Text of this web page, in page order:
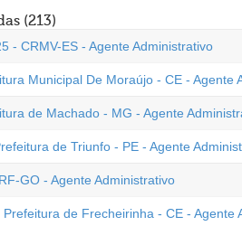
(213)
- CRMV-ES - Agente Administrativo
Municipal De Moraújo - CE - Agente
de Machado - MG - Agente
de Triunfo - PE - Agente
GO - Agente Administrativo
de Frecheirinha - CE - Agente